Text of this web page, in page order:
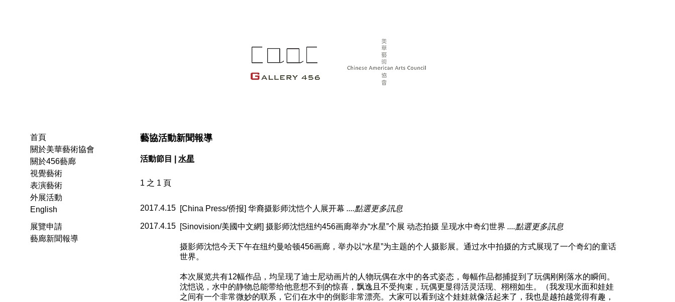
藝協活動新聞報導
活動節目 | 水星
1 之 1 頁
2017.4.15 [China Press/侨报] 华裔摄影师沈恺个人展开幕 ....點選更多訊息
2017.4.15 [Sinovision/美國中文網] 摄影师沈恺纽约456画廊举办“水星”个展 动态拍摄 呈现水中奇幻世界 ....點選更多訊息
摄影师沈恺今天下午在纽约曼哈顿456画廊，举办以“水星”为主题的个人摄影展。通过水中拍摄的方式展现了一个奇幻的童话
世界。
本次展览共有12幅作品，均呈现了迪士尼动画片的人物玩偶在水中的各式姿态，每幅作品都捕捉到了玩偶刚刚落水的瞬间。
沈恺说，水中的静物总能带给他意想不到的惊喜，飘逸且不受拘束，玩偶更显得活灵活现、栩栩如生。（我发现水面和娃娃
之间有一个非常微妙的联系，它们在水中的倒影非常漂亮。大家可以看到这个娃娃就像活起来了，我也是越拍越觉得有趣，
首頁
關於美華藝術協會
關於456藝廊
視覺藝術
表演藝術
外展活動
English
展覽申請
藝廊新聞報導